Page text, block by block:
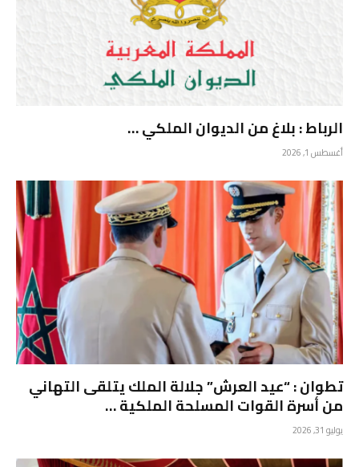
الرباط : بلاغ من الديوان الملكي …
أغسطس 1, 2026
تطوان : “عيد العرش” جلالة الملك يتلقى التهاني
من أسرة القوات المسلحة الملكية …
يوليو 31, 2026